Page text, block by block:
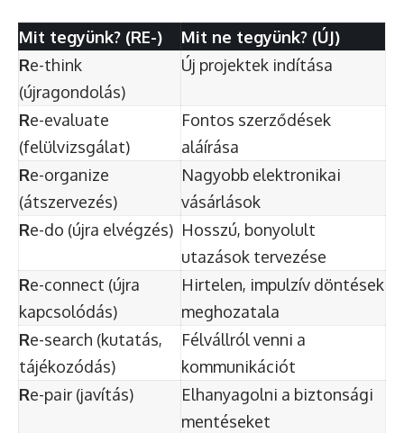
Mit tegyünk? (RE-)
Mit ne tegyünk? (ÚJ)
Re-think
(újragondolás)
Új projektek indítása
Re-evaluate
(felülvizsgálat)
Fontos szerződések
aláírása
Re-organize
(átszervezés)
Nagyobb elektronikai
vásárlások
Re-do (újra elvégzés) Hosszú, bonyolult
utazások tervezése
Re-connect (újra
kapcsolódás)
Hirtelen, impulzív döntések
meghozatala
Re-search (kutatás,
tájékozódás)
Félvállról venni a
kommunikációt
Re-pair (javítás)
Elhanyagolni a biztonsági
mentéseket